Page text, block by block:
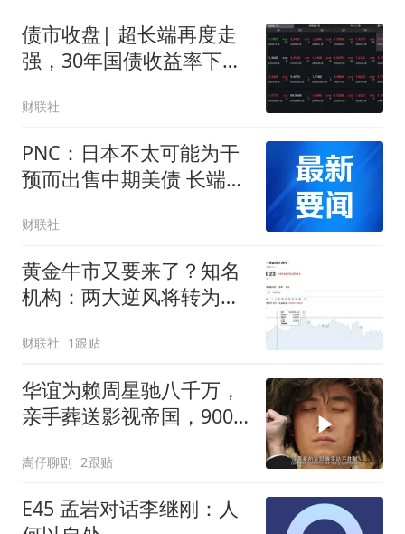
债市收盘| 超长端再度走
强，30年国债收益率下行
财联社
PNC：日本不太可能为干
预而出售中期美债 长端收
财联社
黄金牛市又要来了？知名
机构：两大逆风将转为顺
财联社 1跟贴
华谊为赖周星驰八千万，
亲手葬送影视帝国，900
嵩仔聊剧 2跟贴
E45 孟岩对话李继刚：人